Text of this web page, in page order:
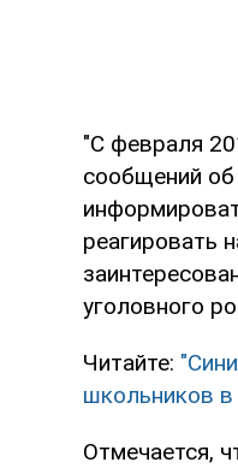
"С февраля
сообщений
реагировать
уголовного
Читайте:
школьников в
Отмечается,